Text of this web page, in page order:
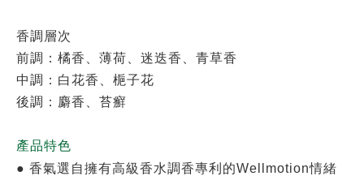
香調層次
前調：橘香、薄荷、迷迭香、青草香
中調：白花香、梔子花
後調：麝香、苔癬
產品特色
● 香氣選自擁有高級香水調香專利的Wellmotion情緒